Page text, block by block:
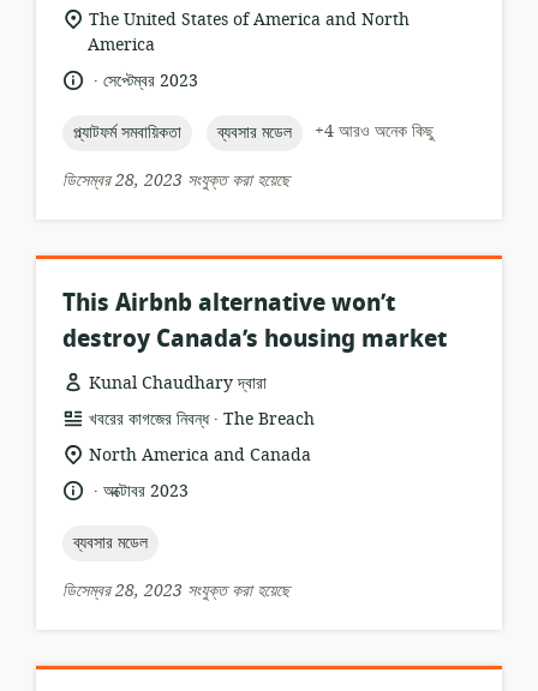
ফর্ম্যাট:
প্রাসঙ্গিকতার
অবস্থান:
The United States of America and North
America
ভাষা: .
প্রকাশনারসেপ্টেম্বর 2023
topic:
প্ল্যাটফর্ম সমবায়িকতা topic:
ব্যবসার মডেল
+4 আরও অনেক কিছু
ডিসেম্বর 28, 2023 সংযুক্ত করা হয়েছে
This Airbnb alternative won’t
destroy Canada’s housing market
Kunal Chaudhary দ্বারা
তথ্যসম্পদের
ফর্ম্যাট:
খবরের কাগজের নিবন্ধ .
প্রকাশক:The Breach
প্রাসঙ্গিকতার
অবস্থান:
North America and Canada
ভাষা: .
প্রকাশনারঅক্টোবর 2023
topic:
ব্যবসার মডেল
ডিসেম্বর 28, 2023 সংযুক্ত করা হয়েছে